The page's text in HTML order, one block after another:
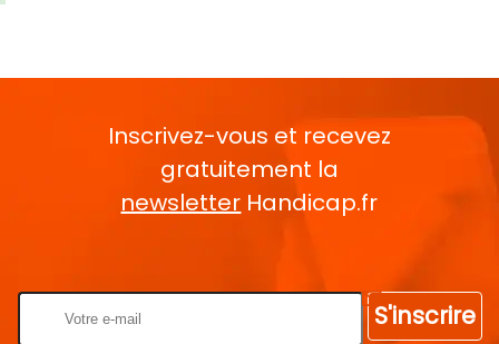
Inscrivez-vous et recevez
gratuitement la
newsletter Handicap.fr
S'inscrire